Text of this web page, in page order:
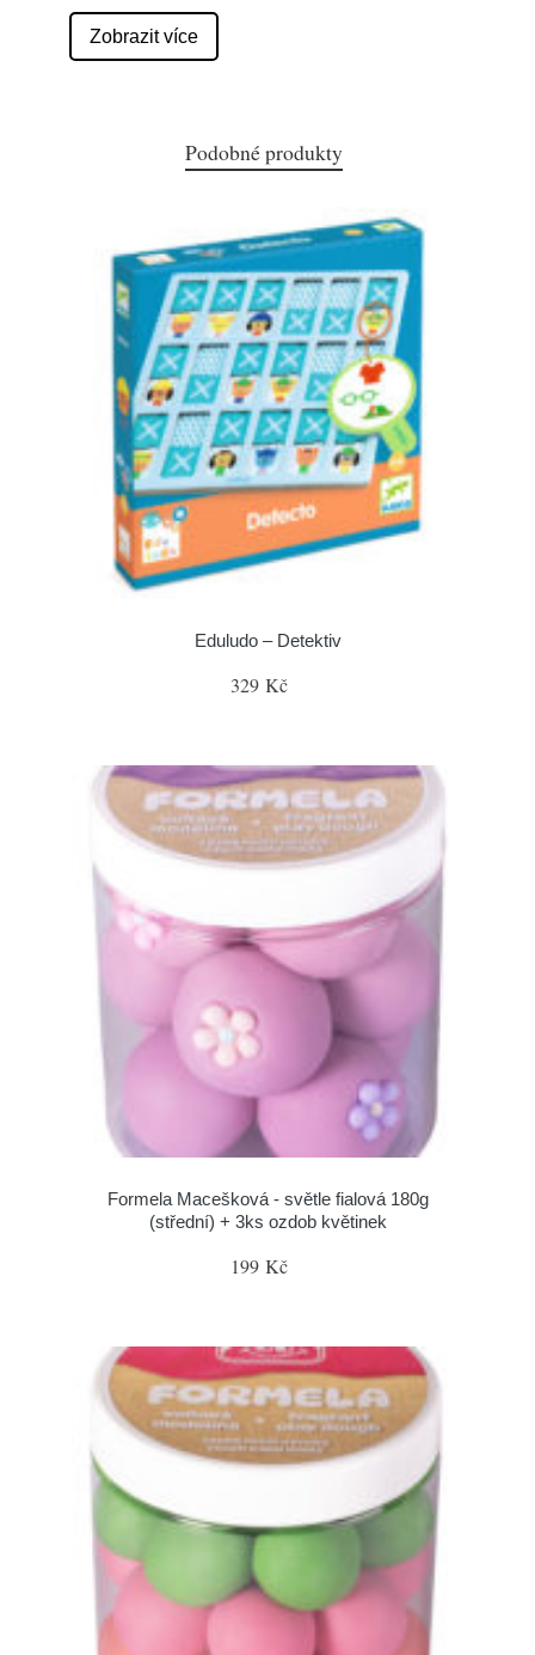
Zobrazit více
Podobné produkty
Eduludo – Detektiv
329 Kč
Formela Macešková - světle fialová 180g
(střední) + 3ks ozdob květinek
199 Kč